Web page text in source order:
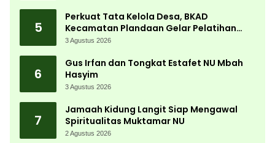
5
Perkuat Tata Kelola Desa, BKAD
Kecamatan Plandaan Gelar Pelatihan
Aparatur Pemdes
3 Agustus 2026
6
Gus Irfan dan Tongkat Estafet NU Mbah
Hasyim
3 Agustus 2026
7
Jamaah Kidung Langit Siap Mengawal
Spiritualitas Muktamar NU
2 Agustus 2026